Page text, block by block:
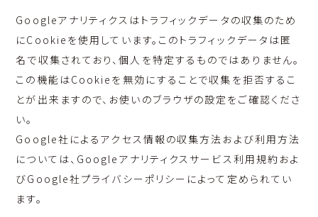
Googleアナリティクスはトラフィックデータの収集のため
にCookieを使用しています。このトラフィックデータは匿
名で収集されており、個人を特定するものではありません。
この機能はCookieを無効にすることで収集を拒否するこ
とが出来ますので、お使いのブラウザの設定をご確認くださ
い。
Google社によるアクセス情報の収集方法および利用方法
については、Googleアナリティクスサービス利用規約およ
びGoogle社プライバシーポリシーによって定められてい
ます。